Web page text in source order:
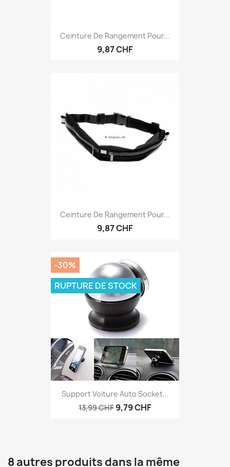
Ceinture De Rangement Pour...
9,87 CHF
Ceinture De Rangement Pour...
9,87 CHF
Support Voiture Auto Socket...
13,99 CHF 9,79 CHF
-30%
RUPTURE DE STOCK
8 autres produits dans la même